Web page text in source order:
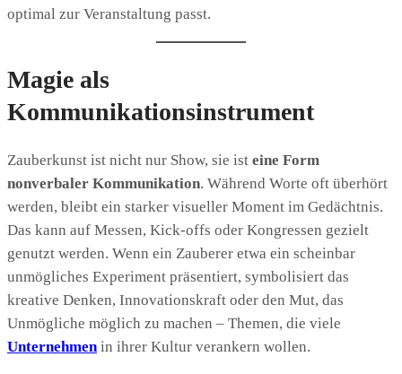
optimal zur Veranstaltung passt.
Magie als
Kommunikationsinstrument
Zauberkunst ist nicht nur Show, sie ist eine Form
nonverbaler Kommunikation. Während Worte oft überhört
werden, bleibt ein starker visueller Moment im Gedächtnis.
Das kann auf Messen, Kick-offs oder Kongressen gezielt
genutzt werden. Wenn ein Zauberer etwa ein scheinbar
unmögliches Experiment präsentiert, symbolisiert das
kreative Denken, Innovationskraft oder den Mut, das
Unmögliche möglich zu machen – Themen, die viele
Unternehmenin ihrer Kultur verankern wollen.